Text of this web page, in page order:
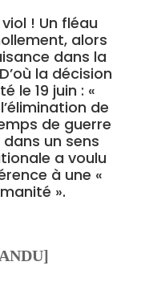
! Un fléau
alors
dans la
la décision
le 19 juin : «
de
de guerre
dans un sens
a voulu
à une «
».